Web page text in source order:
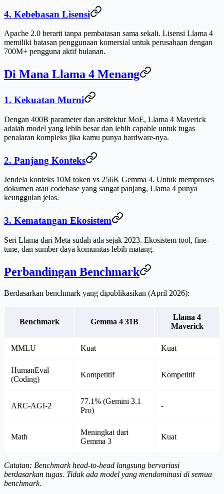
4. Kebebasan Lisensi
Apache 2.0 berarti tanpa pembatasan sama sekali. Lisensi Llama 4
memiliki batasan penggunaan komersial untuk perusahaan dengan
700M+ pengguna aktif bulanan.
Di Mana Llama 4 Menang
1. Kekuatan Murni
Dengan 400B parameter dan arsitektur MoE, Llama 4 Maverick
adalah model yang lebih besar dan lebih capable untuk tugas
penalaran kompleks jika kamu punya hardware-nya.
2. Panjang Konteks
Jendela konteks 10M token vs 256K Gemma 4. Untuk memproses
dokumen atau codebase yang sangat panjang, Llama 4 punya
keunggulan jelas.
3. Kematangan Ekosistem
Seri Llama dari Meta sudah ada sejak 2023. Ekosistem tool, fine-
tune, dan sumber daya komunitas lebih matang.
Perbandingan Benchmark
Berdasarkan benchmark yang dipublikasikan (April 2026):
Benchmark Gemma 4 31B
Llama 4
Maverick
MMLU Kuat Kuat
HumanEval
(Coding)
Kompetitif Kompetitif
ARC-AGI-2
77.1% (Gemini 3.1
Pro)
-
Math
Meningkat dari
Gemma 3
Kuat
Catatan: Benchmark head-to-head langsung bervariasi
berdasarkan tugas. Tidak ada model yang mendominasi di semua
benchmark.